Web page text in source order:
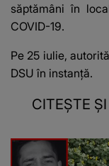
săptămâni în
COVID-19.
Pe 25 iulie,
DSU în instanţă.
CITEȘTE ȘI